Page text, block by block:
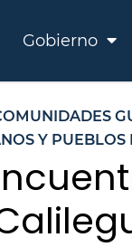
Gobierno
Y PUEBLOS